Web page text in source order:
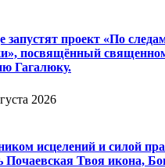
запустят проект «По
посвящённый
Гагалюку.
2026
исцелений и силой
Почаевская Твоя икона,